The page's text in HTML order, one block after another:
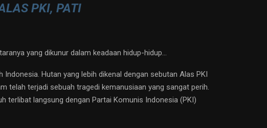
PKI, PATI
yang dikunur dalam keadaan hidup-hidup…
Hutan yang lebih dikenal dengan sebutan Alas PKI
telah terjadi sebuah tragedi kemanusiaan yang sangat perih.
terlibat langsung dengan Partai Komunis Indonesia (PKI)